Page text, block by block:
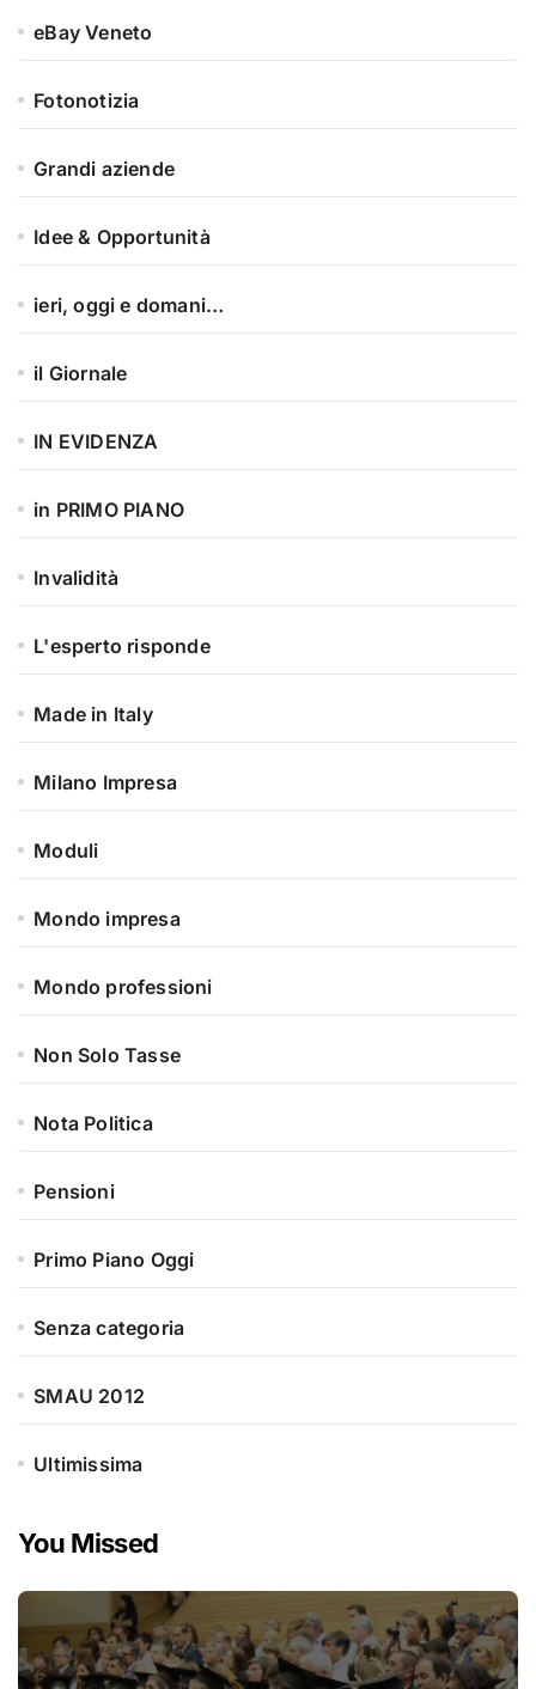
eBay Veneto
Fotonotizia
Grandi aziende
Idee & Opportunità
ieri, oggi e domani…
il Giornale
IN EVIDENZA
in PRIMO PIANO
Invalidità
L'esperto risponde
Made in Italy
Milano Impresa
Moduli
Mondo impresa
Mondo professioni
Non Solo Tasse
Nota Politica
Pensioni
Primo Piano Oggi
Senza categoria
SMAU 2012
Ultimissima
You Missed